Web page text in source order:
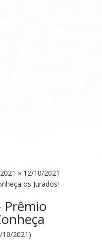
» 12/10/2021
os Jurados!
10/2021)